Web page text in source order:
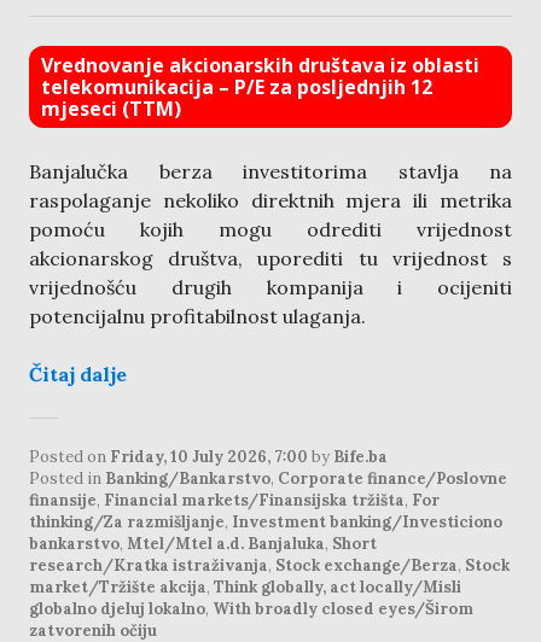
Vrednovanje akcionarskih društava iz oblasti
telekomunikacija – P/E za posljednjih 12
mjeseci (TTM)
Banjalučka berza investitorima stavlja na
raspolaganje nekoliko direktnih mjera ili metrika
pomoću kojih mogu odrediti vrijednost
akcionarskog društva, uporediti tu vrijednost s
vrijednošću drugih kompanija i ocijeniti
potencijalnu profitabilnost ulaganja.
Čitaj dalje
Posted on Friday, 10 July 2026, 7:00 by Bife.ba
Posted in Banking/Bankarstvo, Corporate finance/Poslovne
finansije, Financial markets/Finansijska tržišta, For
thinking/Za razmišljanje, Investment banking/Investiciono
bankarstvo, Mtel/Mtel a.d. Banjaluka, Short
research/Kratka istraživanja, Stock exchange/Berza, Stock
market/Tržište akcija, Think globally, act locally/Misli
globalno djeluj lokalno, With broadly closed eyes/Širom
zatvorenih očiju